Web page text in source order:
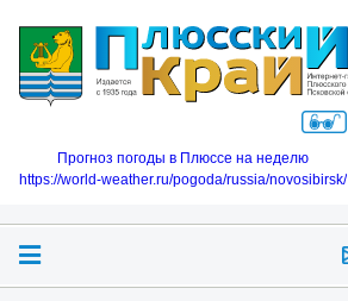
Прогноз погоды в Плюссе на неделю
https://world-weather.ru/pogoda/russia/novosibirsk/